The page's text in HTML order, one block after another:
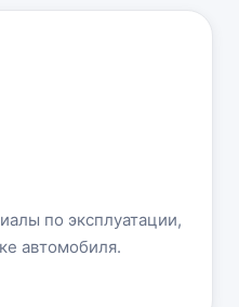
по эксплуатации,
автомобиля.